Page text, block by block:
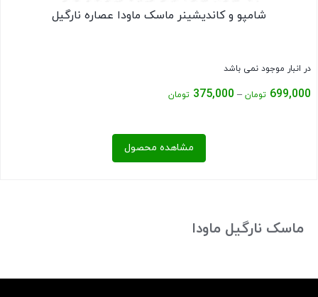
شامپو و کاندیشینر ماسک ماودا عصاره نارگیل
در انبار موجود نمی باشد
699,000 تومان –
375,000 تومان
375,000 تومان
through
مشاهده محصول
ماسک نارگیل ماودا